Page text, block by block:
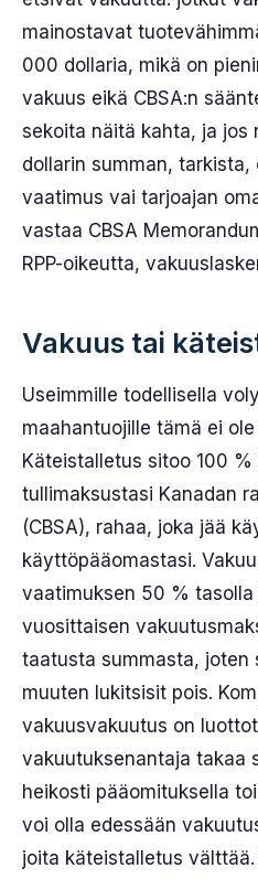
mainostavat
000 dollaria, mikä on
vakuus eikä CBSA:n
sekoita näitä kahta, ja jos
dollarin summan,
vaatimus vai tarjoajan
vastaa CBSA
RPP-oikeutta,
Vakuus tai
Useimmille todellisella
maahantuojille tämä ei
Käteistalletus sitoo 100
tullimaksustasi Kanadan
(CBSA), rahaa, joka jää
käyttöpääomastasi.
vaatimuksen 50 % tasolla
vuosittaisen
taatusta summasta, joten
muuten lukitsisit pois.
vakuusvakuutus on
vakuutuksenantaja takaa
heikosti pääomituksella
voi olla edessään
joita käteistalletus